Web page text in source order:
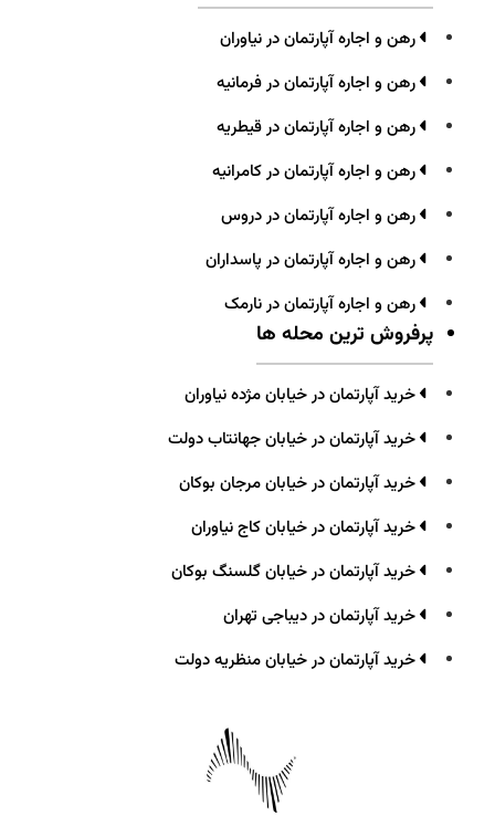
رهن و اجاره آپارتمان در نیاوران
رهن و اجاره آپارتمان در فرمانیه
رهن و اجاره آپارتمان در قیطریه
رهن و اجاره آپارتمان در کامرانیه
رهن و اجاره آپارتمان در دروس
رهن و اجاره آپارتمان در پاسداران
رهن و اجاره آپارتمان در نارمک
پرفروش ترین محله ها
خرید آپارتمان در خیابان مژده نیاوران
خرید آپارتمان در خیابان جهانتاب دولت
خرید آپارتمان در خیابان مرجان بوکان
خرید آپارتمان در خیابان کاج نیاوران
خرید آپارتمان در خیابان گلسنگ بوکان
خرید آپارتمان در دیباجی تهران
خرید آپارتمان در خیابان منظریه دولت